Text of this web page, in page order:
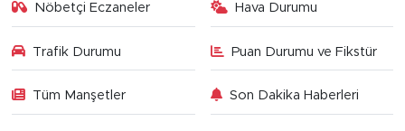
Nöbetçi Eczaneler Hava Durumu
Trafik Durumu Puan Durumu ve Fikstür
Tüm Manşetler Son Dakika Haberleri